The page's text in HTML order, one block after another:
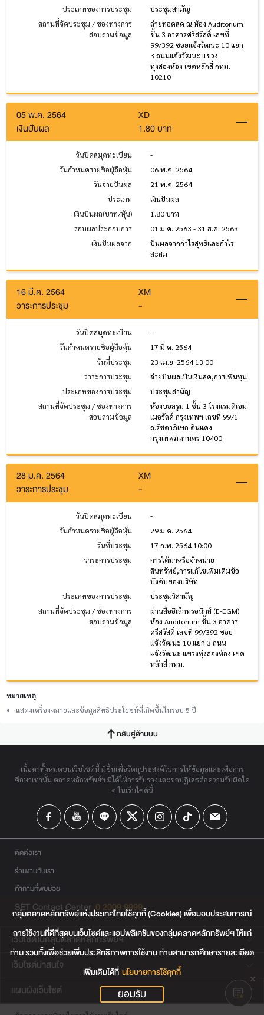
ประเภทของการประชุม
ประชุมสามัญ
สถานที่จัดประชุม / ช่องทางการ
สอบถามข้อมูล
ถ่ายทอดสด ณ ห้อง Auditorium
ชั้น 3 อาคารศรีสวัสดิ์ เลขที่
99/392 ซอยแจ้งวัฒนะ 10 แยก
3 ถนนแจ้งวัฒนะ แขวง
ทุ่งสองห้อง เขตหลักสี่ กทม.
10210
05 พ.ค. 2564
XD
เงินปันผล
1.80 บาท
วันปิดสมุดทะเบียน
-
วันกำหนดรายชื่อผู้ถือหุ้น
06 พ.ค. 2564
วันจ่ายปันผล
21 พ.ค. 2564
ประเภท
เงินปันผล
เงินปันผล(บาท/หุ้น)
1.80 บาท
รอบผลประกอบการ
01 ม.ค. 2563 - 31 ธ.ค. 2563
เงินปันผลจาก
ปันผลจากกำไรสุทธิและกำไร
สะสม
16 มี.ค. 2564
XM
วาระการประชุม
-
วันปิดสมุดทะเบียน
-
วันกำหนดรายชื่อผู้ถือหุ้น
17 มี.ค. 2564
วันที่ประชุม
23 เม.ย. 2564 13:00
วาระการประชุม
จ่ายปันผลเป็นเงินสด,การเพิ่มทุน
ประเภทของการประชุม
ประชุมสามัญ
สถานที่จัดประชุม / ช่องทางการ
สอบถามข้อมูล
ห้องบอลรูม 1 ชั้น 3 โรงแรมดิเอม
เมอรัลด์ กรุงเทพฯ เลขที่ 99/1
ถ.รัชดาภิเษก ดินแดง
กรุงเทพมหานคร 10400
28 ม.ค. 2564
XM
วาระการประชุม
-
วันปิดสมุดทะเบียน
-
วันกำหนดรายชื่อผู้ถือหุ้น
29 ม.ค. 2564
วันที่ประชุม
17 ก.พ. 2564 10:00
วาระการประชุม
การได้มาหรือจำหน่าย
สินทรัพย์,การแก้ไขเพิ่มเติมข้อ
บังคับของบริษัท
ประเภทของการประชุม
ประชุมวิสามัญ
สถานที่จัดประชุม / ช่องทางการ
สอบถามข้อมูล
ผ่านสื่ออิเล็กทรอนิกส์ (E-EGM)
ห้อง Auditorium ชั้น 3 อาคาร
ศรีสวัสดิ์ เลขที่ 99/392 ซอย
แจ้งวัฒนะ 10 แยก 3 ถนน
แจ้งวัฒนะ แขวงทุ่งสองห้อง เขต
หลักสี่ กทม.
หมายเหตุ
แสดงเครื่องหมายและข้อมูลสิทธิประโยชน์ที่เกิดขึ้นในรอบ 5 ปี
กลับสู่ด้านบน
เนื้อหาทั้งหมดบนเว็บไซต์นี้ มีขึ้นเพื่อวัตถุประสงค์ในการให้ข้อมูลและเพื่อการ
ศึกษาเท่านั้น ตลาดหลักทรัพย์ฯ มิได้ให้การรับรองและขอปฏิเสธต่อความรับผิดใด
ๆ ในเว็บไซต์นี้
ติดต่อเรา
ร่วมงานกับเรา
คำถามที่พบบ่อย
SET Contact Center 0 2009 9999
เว็บไซต์ในกลุ่มตลาดหลักทรัพย์ฯ
เว็บไซต์น่าสนใจ
แผนผังเว็บไซต์
กลุ่มตลาดหลักทรัพย์แห่งประเทศไทยใช้คุกกี้ (Cookies) เพื่อมอบประสบการณ์
การใช้งานที่ดีที่สุดบนเว็บไซต์และแอปพลิเคชันของกลุ่มตลาดหลักทรัพย์ฯ ให้แก่
ท่าน รวมทั้งเพื่อช่วยเพิ่มประสิทธิภาพการใช้งาน ท่านสามารถศึกษารายละเอียด
เพิ่มเติมได้ที่ นโยบายการใช้คุกกี้
ยอมรับ